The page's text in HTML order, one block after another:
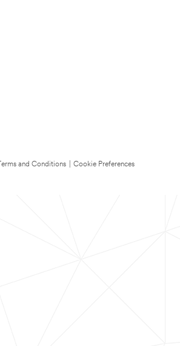
Terms and Conditions
Cookie Preferences